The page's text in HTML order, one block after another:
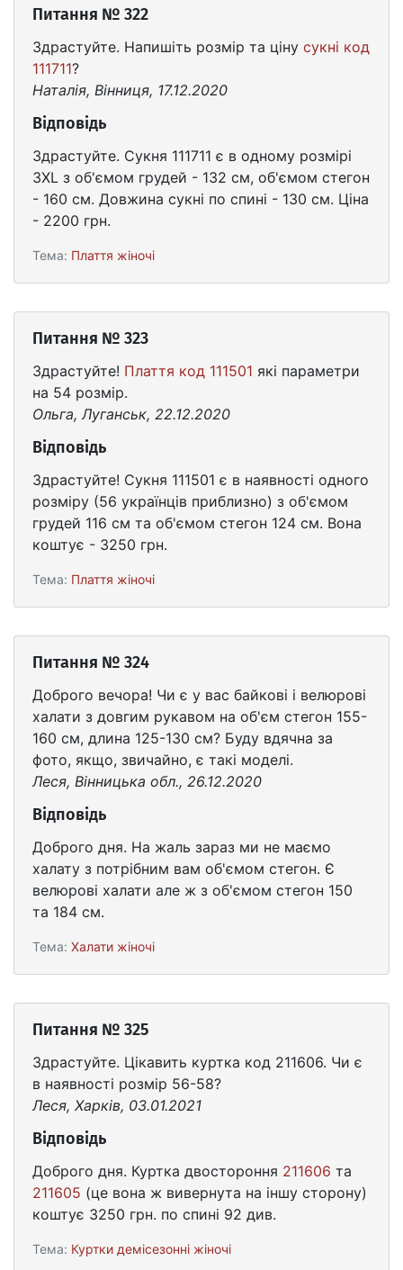
Питання № 322
Здрастуйте. Напишіть розмір та ціну сукні код
111711?
Наталія, Вінниця, 17.12.2020
Відповідь
Здрастуйте. Сукня 111711 є в одному розмірі
3XL з об'ємом грудей - 132 см, об'ємом стегон
- 160 см. Довжина сукні по спині - 130 см. Ціна
- 2200 грн.
Тема: Плаття жіночі
Питання № 323
Здрастуйте! Плаття код 111501 які параметри
на 54 розмір.
Ольга, Луганськ, 22.12.2020
Відповідь
Здрастуйте! Сукня 111501 є в наявності одного
розміру (56 українців приблизно) з об'ємом
грудей 116 см та об'ємом стегон 124 см. Вона
коштує - 3250 грн.
Тема: Плаття жіночі
Питання № 324
Доброго вечора! Чи є у вас байкові і велюрові
халати з довгим рукавом на об'єм стегон 155-
160 см, длина 125-130 см? Буду вдячна за
фото, якщо, звичайно, є такі моделі.
Леся, Вінницька обл., 26.12.2020
Відповідь
Доброго дня. На жаль зараз ми не маємо
халату з потрібним вам об'ємом стегон. Є
велюрові халати але ж з об'ємом стегон 150
та 184 см.
Тема: Халати жіночі
Питання № 325
Здрастуйте. Цікавить куртка код 211606. Чи є
в наявності розмір 56-58?
Леся, Харків, 03.01.2021
Відповідь
Доброго дня. Куртка двостороння 211606 та
211605 (це вона ж вивернута на іншу сторону)
коштує 3250 грн. по спині 92 див.
Тема: Куртки демісезонні жіночі